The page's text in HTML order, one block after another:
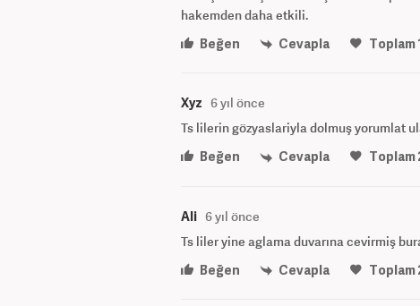
hakemden daha etkili.
Beğen
Cevapla Toplam
Xyz 6 yıl önce
Ts lilerin gözyaslariyla dolmuş yorumlat
Beğen
Cevapla Toplam
Ali 6 yıl önce
Ts liler yine aglama duvarına cevirmiş
Beğen
Cevapla Toplam